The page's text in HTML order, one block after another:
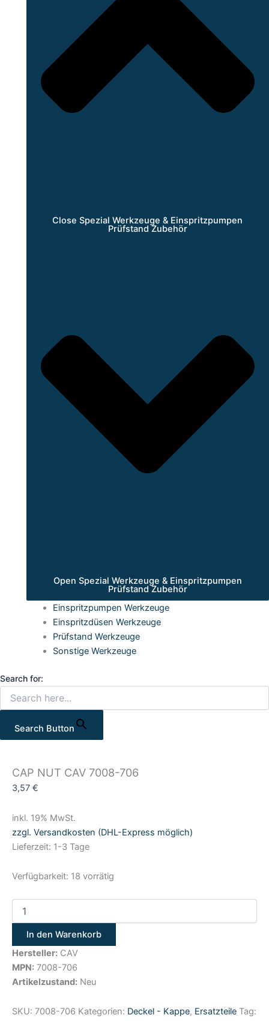
Close Spezial Werkzeuge & Einspritzpumpen
Prüfstand Zubehör
Open Spezial Werkzeuge & Einspritzpumpen
Prüfstand Zubehör
Einspritzpumpen Werkzeuge
Einspritzdüsen Werkzeuge
Prüfstand Werkzeuge
Sonstige Werkzeuge
Search for:
Search Button
CAP NUT CAV 7008-706
3,57 €
inkl. 19% MwSt.
zzgl. Versandkosten (DHL-Express möglich)
Lieferzeit: 1-3 Tage
Verfügbarkeit: 18 vorrätig
In den Warenkorb
Hersteller: CAV
MPN: 7008-706
Artikelzustand: Neu
SKU: 7008-706 Kategorien: Deckel - Kappe, Ersatzteile Tag: